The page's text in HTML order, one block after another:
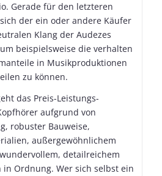
Gerade für den letzteren
der ein oder andere Käufer
Klang der Audezes
beispielsweise die verhalten
in Musikproduktionen
zu können.
das Preis-Leistungs-
aufgrund von
robuster Bauweise,
außergewöhnlichem
detailreichem
in Ordnung. Wer sich selbst ein